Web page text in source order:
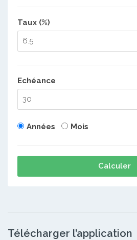
Taux (%)
Echéance
Années Mois
Calculer
Télécharger l’application